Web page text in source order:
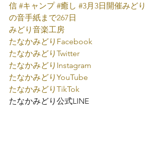
信 #キャンプ #癒し #3月3日開催みどり
の音手紙まで267日
みどり音楽工房
たなかみどり Facebook
たなかみどり Twitter
たなかみどり Instagram
たなかみどり YouTube
たなかみどり TikTok
たなかみどり公式LINE